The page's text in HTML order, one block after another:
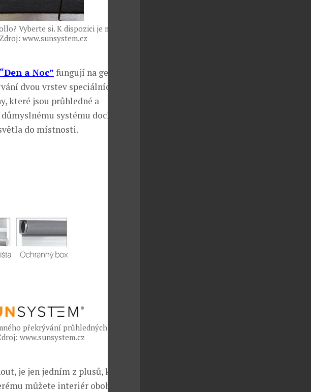
Vyberte si. K dispozici je mnoho
www.sunsystem.cz
a Noc” fungují na geniálně
dvou vrstev speciálních látek.
které jsou průhledné a
systému dochází k
do místnosti.
překrývání průhledných a
www.sunsystem.cz
je jen jedním z plusů, které
můžete interiér obohatit o